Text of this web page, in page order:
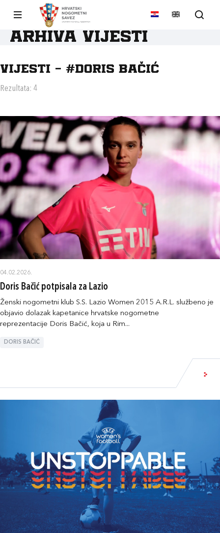
Arhiva vijesti
Vijesti - #DORIS BAČIĆ
Rezultata: 4
04.02.2026.
Doris Bačić potpisala za Lazio
Ženski nogometni klub S.S. Lazio Women 2015 A.R.L. službeno je
objavio dolazak kapetanice hrvatske nogometne
reprezentacije Doris Bačić, koja u Rim...
DORIS BAČIĆ